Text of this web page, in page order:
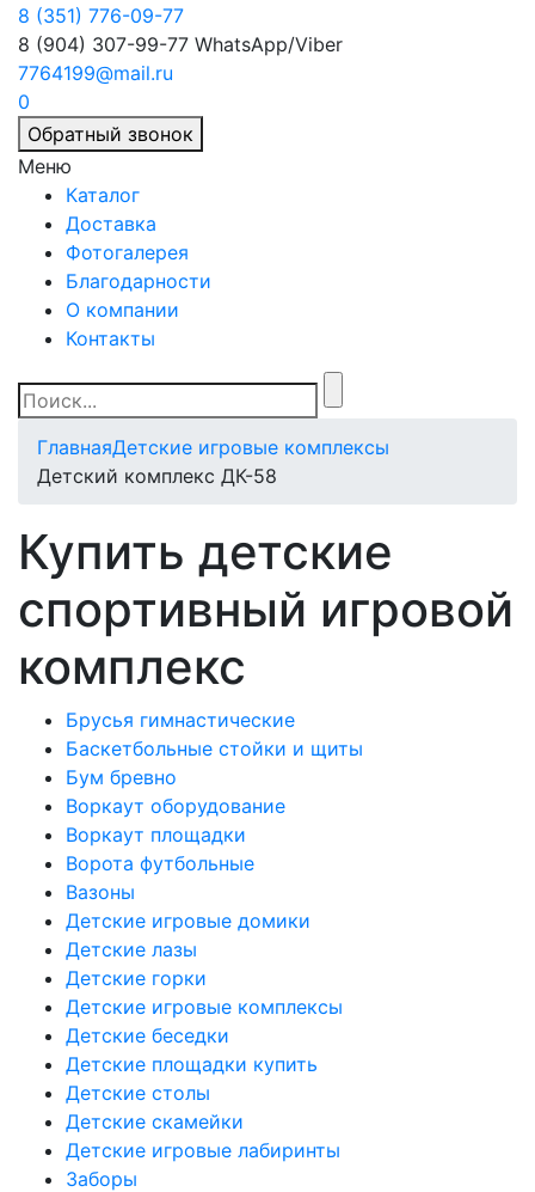
8 (351) 776-09-77
8 (904) 307-99-77 WhatsApp/Viber
7764199@mail.ru
0
Обратный звонок
Меню
Каталог
Доставка
Фотогалерея
Благодарности
О компании
Контакты
ГлавнаяДетские игровые комплексы
Детский комплекс ДК-58
Купить детские
спортивный игровой
комплекс
Брусья гимнастические
Баскетбольные стойки и щиты
Бум бревно
Воркаут оборудование
Воркаут площадки
Ворота футбольные
Вазоны
Детские игровые домики
Детские лазы
Детские горки
Детские игровые комплексы
Детские беседки
Детские площадки купить
Детские столы
Детские скамейки
Детские игровые лабиринты
Заборы